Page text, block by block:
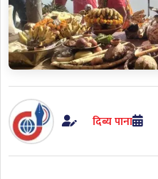
दिब्य पाना